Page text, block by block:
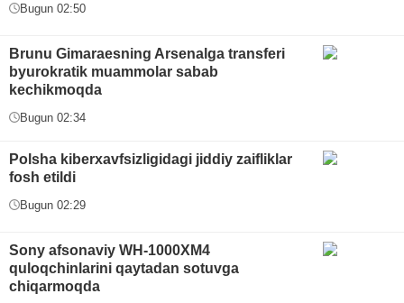
Bugun 02:50
Brunu Gimaraesning Arsenalga transferi
byurokratik muammolar sabab
kechikmoqda
Bugun 02:34
Polsha kiberxavfsizligidagi jiddiy zaifliklar
fosh etildi
Bugun 02:29
Sony afsonaviy WH-1000XM4
quloqchinlarini qaytadan sotuvga
chiqarmoqda